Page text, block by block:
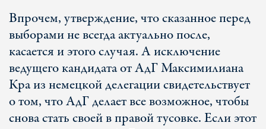
Впрочем, утверждение, что сказанное перед
выборами не всегда актуально после,
касается и этого случая. А исключение
ведущего кандидата от AдГ Максимилиана
Кра из немецкой делегации свидетельствует
о том, что AдГ делает все возможное, чтобы
снова стать своей в правой тусовке. Если этот